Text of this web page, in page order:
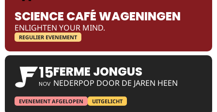
SCIENCE CAFÉ WAGENINGEN
ENLIGHTEN YOUR MIND.
REGULIER EVENEMENT
15
NOV
FERME JONGUS
NEDERPOP DOOR DE JAREN HEEN
EVENEMENT AFGELOPEN UITGELICHT